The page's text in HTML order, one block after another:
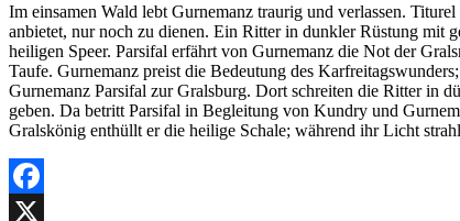
Im einsamen Wald lebt Gurnemanz traurig und verlassen.
anbietet, nur noch zu dienen. Ein Ritter in dunkler Rüstung mit
heiligen Speer. Parsifal erfährt von Gurnemanz die Not der
Taufe. Gurnemanz preist die Bedeutung des
Gurnemanz Parsifal zur Gralsburg. Dort schreiten die Ritter in
geben. Da betritt Parsifal in Begleitung von Kundry und
Gralskönig enthüllt er die heilige Schale; während ihr Licht
Facebook